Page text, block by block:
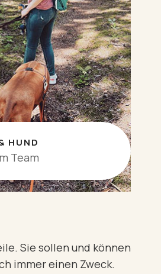
HUND
Team
Sie sollen und können
immer einen Zweck.